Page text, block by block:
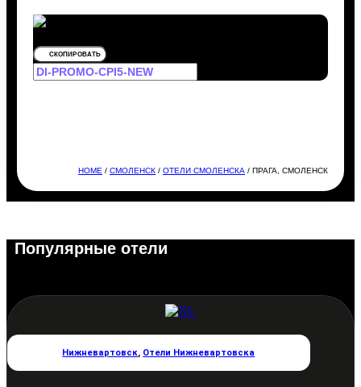
СКОПИРОВАТЬ
HOME /СМОЛЕНСК /ОТЕЛИ СМОЛЕНСКА / ПРАГА, СМОЛЕНСК
Популярные отели
Нижневартовск, Отели Нижневартовска